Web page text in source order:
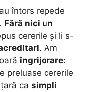
întors repede
Fără nici un
cererile și li s-
. Am
îngrijorare:
preluase cererile
ca simpli